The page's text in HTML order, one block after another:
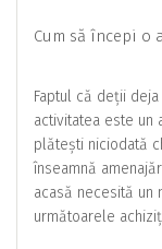
Cum să începi o
Faptul că deții
activitatea este un
plătești niciodată
înseamnă
acasă necesită un
următoarele